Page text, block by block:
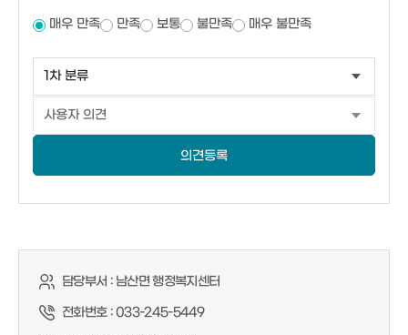
매우 만족 만족 보통 불만족 매우 불만족
의견등록
담당부서 :남산면 행정복지센터
전화번호 :033-245-5449